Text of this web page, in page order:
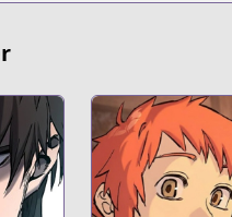
comic/